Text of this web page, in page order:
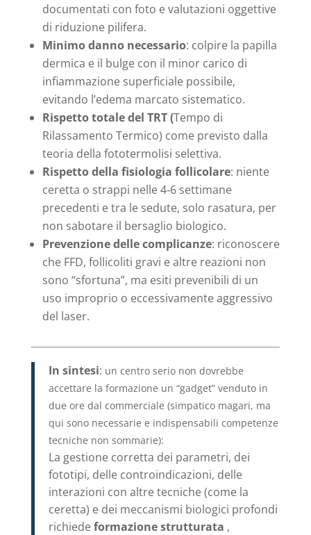
documentati con foto e valutazioni oggettive
di riduzione pilifera.
Minimo danno necessario: colpire la papilla
dermica e il bulge con il minor carico di
infiammazione superficiale possibile,
evitando l’edema marcato sistematico.
Rispetto totale del TRT (Tempo di
Rilassamento Termico) come previsto dalla
teoria della fototermolisi selettiva.
Rispetto della fisiologia follicolare: niente
ceretta o strappi nelle 4‑6 settimane
precedenti e tra le sedute, solo rasatura, per
non sabotare il bersaglio biologico.
Prevenzione delle complicanze: riconoscere
che FFD, follicoliti gravi e altre reazioni non
sono “sfortuna”, ma esiti prevenibili di un
uso improprio o eccessivamente aggressivo
del laser.
In sintesi: un centro serio non dovrebbe
accettare la formazione un “gadget” venduto in
due ore dal commerciale (simpatico magari, ma
qui sono necessarie e indispensabili competenze
tecniche non sommarie):
La gestione corretta dei parametri, dei
fototipi, delle controindicazioni, delle
interazioni con altre tecniche (come la
ceretta) e dei meccanismi biologici profondi
richiedeformazione strutturata ,